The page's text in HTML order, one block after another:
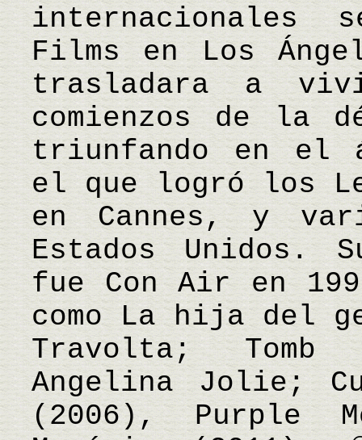
internacionales
Films en Los
trasladara a
comienzos de la
triunfando en el
el que logró los
en Cannes, y
Estados Unidos.
fue Con Air en
como La hija del
Travolta;
Angelina Jolie;
(2006), Purple